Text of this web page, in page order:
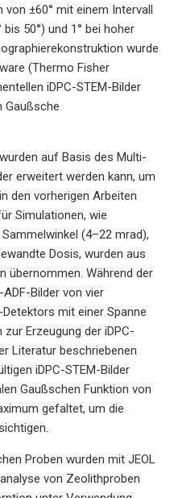
von ±60° mit einem Intervall
50°) und 1° bei hoher
wurde
(Thermo Fisher
iDPC-STEM-Bilder
Gaußsche
auf Basis des Multi-
erweitert werden kann, um
den vorherigen Arbeiten
Simulationen, wie
(4–22 mrad),
Dosis, wurden aus
übernommen. Während der
Bilder von vier
mit einer Spanne
Erzeugung der iDPC-
Literatur beschriebenen
iDPC-STEM-Bilder
Gaußschen Funktion von
gefaltet, um die
Proben wurden mit JEOL
von Zeolithproben